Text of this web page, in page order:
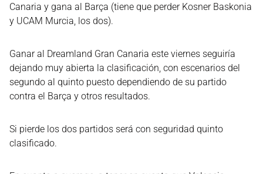
Canaria y gana al Barça (tiene que perder Kosner Baskonia
y UCAM Murcia, los dos).
Ganar al Dreamland Gran Canaria este viernes seguiría
dejando muy abierta la clasificación, con escenarios del
segundo al quinto puesto dependiendo de su partido
contra el Barça y otros resultados.
Si pierde los dos partidos será con seguridad quinto
clasificado.